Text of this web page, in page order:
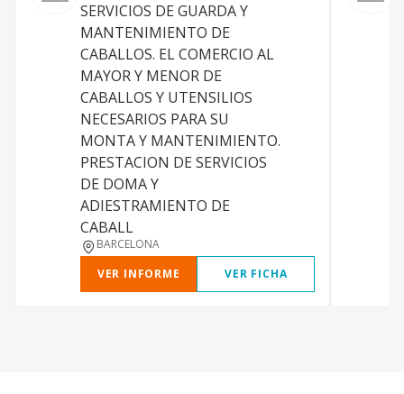
SERVICIOS DE GUARDA Y
MANTENIMIENTO DE
CABALLOS. EL COMERCIO AL
MAYOR Y MENOR DE
CABALLOS Y UTENSILIOS
NECESARIOS PARA SU
MONTA Y MANTENIMIENTO.
PRESTACION DE SERVICIOS
DE DOMA Y
ADIESTRAMIENTO DE
CABALL
BARCELONA
VER INFORME
VER FICHA